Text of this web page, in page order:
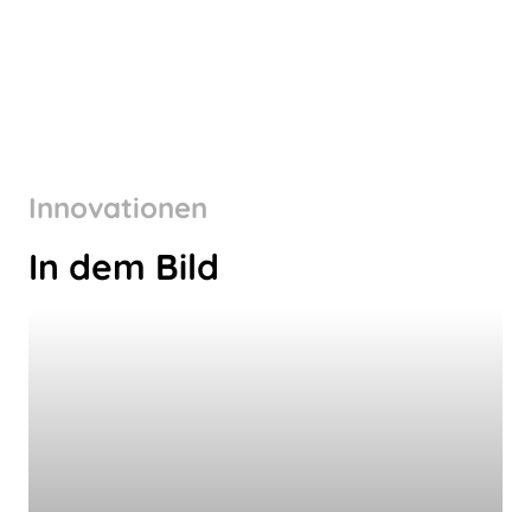
Innovationen
In dem Bild